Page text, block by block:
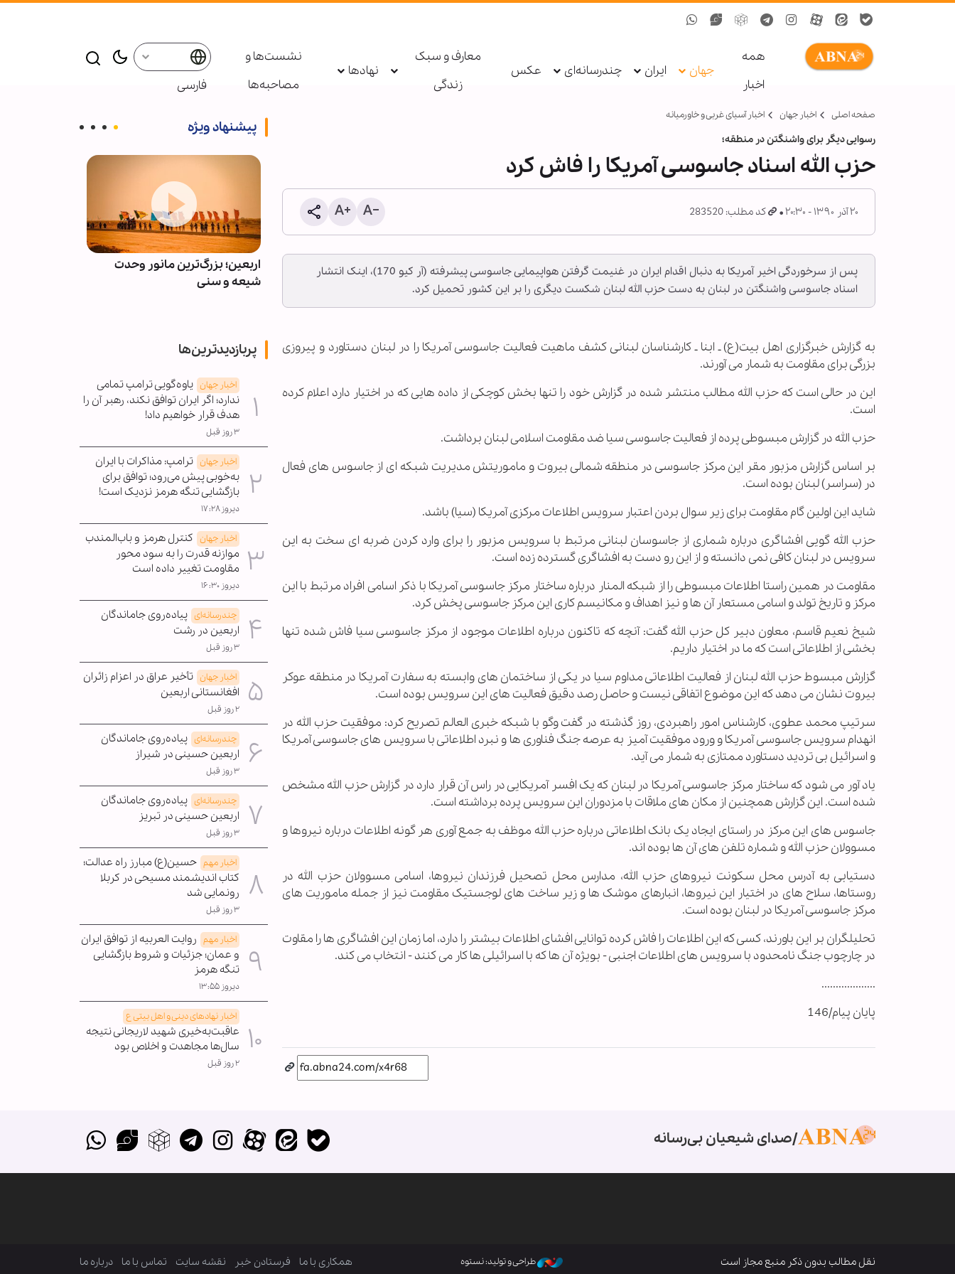
همه
اخبار
جهان ایران چندرسانه‌ای عکس
معارف و سبک
زندگی
نهادها
نشست‌ها و
مصاحبه‌ها
فارسی
صفحه اصلی اخبار جهان اخبار آسیای غربی و خاورمیانه
رسوایی دیگر برای واشنگتن در منطقه؛
حزب الله اسناد جاسوسی آمریکا را فاش کرد
۲۰ آذر ۱۳۹۰ - ۲۰:۳۰ کد مطلب: 283520
پس از سرخوردگی اخیر آمریکا به دنبال اقدام ایران در غنیمت گرفتن هواپیمایی جاسوسی پیشرفته (آر کیو 170)، اینک انتشار
اسناد جاسوسی واشنگتن در لبنان به دست حزب الله لبنان شکست دیگری را بر این کشور تحمیل کرد.
به گزارش خبرگزاری اهل بیت(ع) ـ ابنا ـ کارشناسان لبنانی کشف ماهیت فعالیت جاسوسی آمریکا را در لبنان دستاورد و پیروزی
بزرگی برای مقاومت به شمار می آورند.
این در حالی است که حزب الله مطالب منتشر شده در گزارش خود را تنها بخش کوچکی از داده هایی که در اختیار دارد اعلام کرده
است.
حزب الله در گزارش مبسوطی پرده از فعالیت جاسوسی سیا ضد مقاومت اسلامی لبنان برداشت.
بر اساس گزارش مزبور مقر این مرکز جاسوسی در منطقه شمالی بیروت و ماموریتش مدیریت شبکه ای از جاسوس های فعال
در (سراسر) لبنان بوده است.
شاید این اولین گام مقاومت برای زیر سوال بردن اعتبار سرویس اطلاعات مرکزی آمریکا (سیا) باشد.
حزب الله گویی افشاگری درباره شماری از جاسوسان لبنانی مرتبط با سرویس مزبور را برای وارد کردن ضربه ای سخت به این
سرویس در لبنان کافی نمی دانسته و از این رو دست به افشاگری گسترده زده است.
مقاومت در همین راستا اطلاعات مبسوطی را از شبکه المنار درباره ساختار مرکز جاسوسی آمریکا با ذکر اسامی افراد مرتبط با این
مرکز و تاریخ تولد و اسامی مستعار آن ها و نیز اهداف و مکانیسم کاری این مرکز جاسوسی پخش کرد.
شیخ نعیم قاسم، معاون دبیر کل حزب الله گفت: آنچه که تاکنون درباره اطلاعات موجود از مرکز جاسوسی سیا فاش شده تنها
بخشی از اطلاعاتی است که ما در اختیار داریم.
گزارش مبسوط حزب الله لبنان از فعالیت اطلاعاتی مداوم سیا در یکی از ساختمان های وابسته به سفارت آمریکا در منطقه عوکر
بیروت نشان می دهد که این موضوع اتفاقی نیست و حاصل رصد دقیق فعالیت های این سرویس بوده است.
سرتیپ محمد عطوی، کارشناس امور راهبردی، روز گذشته در گفت وگو با شبکه خبری العالم تصریح کرد: موفقیت حزب الله در
انهدام سرویس جاسوسی آمریکا و ورود موفقیت آمیز به عرصه جنگ فناوری ها و نبرد اطلاعاتی با سرویس های جاسوسی آمریکا
و اسرائیل بی تردید دستاورد ممتازی به شمار می آید.
یاد آور می شود که ساختار مرکز جاسوسی آمریکا در لبنان که یک افسر آمریکایی در راس آن قرار دارد در گزارش حزب الله مشخص
شده است. این گزارش همچنین از مکان های ملاقات با مزدوران این سرویس پرده برداشته است.
جاسوس های این مرکز در راستای ایجاد یک بانک اطلاعاتی درباره حزب الله موظف به جمع آوری هر گونه اطلاعات درباره نیروها و
مسوولان حزب الله و شماره تلفن های آن ها بوده اند.
دستیابی به آدرس محل سکونت نیروهای حزب الله، مدارس محل تصحیل فرزندان نیروها، اسامی مسوولان حزب الله در
روستاها، سلاح های در اختیار این نیروها، انبارهای موشک ها و زیر ساخت های لوجستیک مقاومت نیز از جمله ماموریت های
مرکز جاسوسی آمریکا در لبنان بوده است.
تحلیلگران بر این باورند، کسی که این اطلاعات را فاش کرده توانایی افشای اطلاعات بیشتر را دارد، اما زمان این افشاگری ها را مقاوت
در چارچوب جنگ نامحدود با سرویس های اطلاعات اجنبی - بویژه آن ها که با اسرائیلی ها کار می کنند - انتخاب می کند.
...................
پایان پیام/146
پیشنهاد ویژه
عربستان آمار تلفات و خسارات
حملات یمن را محرمانه و غیرقابل
انتشار اعلام کرد
اربعین؛ بزرگ‌ترین مانور وحدت
شیعه و سنی
پربازدیدترین‌ها
اخبار جهان یاوه‌گویی ترامپ تمامی
ندارد؛ اگر ایران توافق نکند، رهبر آن را
هدف قرار خواهیم داد!
۳ روز قبل
اخبار جهان ترامپ: مذاکرات با ایران
به‌خوبی پیش می‌رود؛ توافق برای
بازگشایی تنگه هرمز نزدیک است!
دیروز ۱۷:۲۸
اخبار جهان کنترل هرمز و باب‌المندب
موازنه قدرت را به سود محور
مقاومت تغییر داده است
دیروز ۱۶:۳۰
چندرسانه‌ای پیاده‌روی جاماندگان
اربعین در رشت
۳ روز قبل
اخبار جهان تأخیر عراق در اعزام زائران
افغانستانی اربعین
۲ روز قبل
چندرسانه‌ای پیاده‌روی جاماندگان
اربعین حسینی در شیراز
۳ روز قبل
چندرسانه‌ای پیاده‌روی جاماندگان
اربعین حسینی در تبریز
۳ روز قبل
اخبار مهم حسین(ع) مبارز راه عدالت؛
کتاب اندیشمند مسیحی در کربلا
رونمایی شد
۳ روز قبل
اخبار مهم روایت العربیه از توافق ایران
و عمان؛ جزئیات و شروط بازگشایی
تنگه هرمز
دیروز ۱۳:۵۵
اخبار نهادهای دینی و اهل بیتی ع
عاقبت‌به‌خیری شهید لاریجانی نتیجه
سال‌ها مجاهدت و اخلاص بود
۲ روز قبل
صدای شیعیان بی‌رسانه
نقل مطالب بدون ذکر منبع مجاز است طراحی و تولید: نستوه همکاری با ما فرستادن خبر نقشه سایت تماس با ما درباره ما